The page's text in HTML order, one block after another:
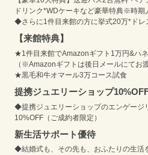
ドリンク*WDケーキなど豪華特典※時期
◆さらに1件目来館の方に挙式20万*ドレ
【来館特典】
★1件目来館でAmazonギフト1万円&ハ
（※Amazonギフトは後日メールにてお渡
★黒毛和牛オマール3万コース試食
提携ジュエリーショップ
◆提携ジュエリーショップのエンゲージ
10%OFF（ご成約者限定）
新生活サポート優待
◆結婚式も、その先も、おふたりの生活